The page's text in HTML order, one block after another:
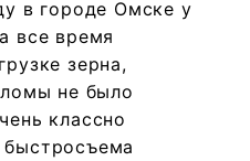
в городе Омске у
все время
зерна,
не было
классно